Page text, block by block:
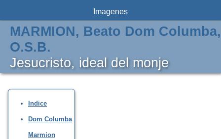
Imagenes
MARMION, Beato Dom Columba,
O.S.B.
Jesucristo, ideal del monje
Indice
Dom Columba
Marmion